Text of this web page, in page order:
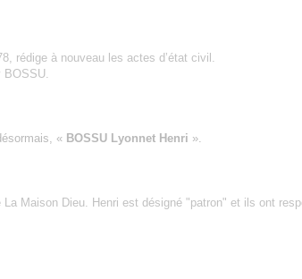
rédige à nouveau les actes d’état civil.
« BOSSU Lyonnet Henri ».
Maison Dieu. Henri est désigné "patron" et ils ont